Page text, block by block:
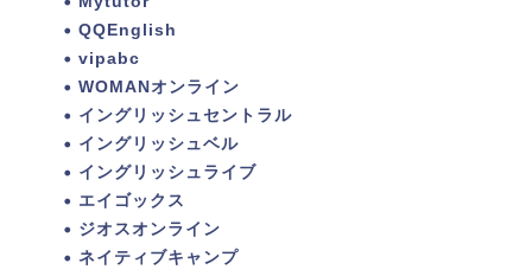
QQEnglish
vipabc
WOMANオンライン
イングリッシュセントラル
イングリッシュベル
イングリッシュライブ
エイゴックス
ジオスオンライン
ネイティブキャンプ